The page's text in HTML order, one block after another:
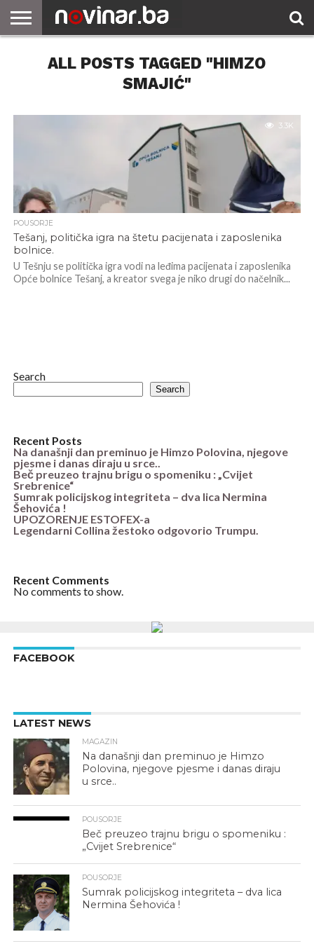
ALL POSTS TAGGED "HIMZO
SMAJIĆ"
3.3K
POUSORJE
Tešanj, politička igra na štetu pacijenata i zaposlenika
bolnice.
U Tešnju se politička igra vodi na leđima pacijenata i zaposlenika
Opće bolnice Tešanj, a kreator svega je niko drugi do načelnik...
Search
Search
Recent Posts
Na današnji dan preminuo je Himzo Polovina, njegove
pjesme i danas diraju u srce..
Beč preuzeo trajnu brigu o spomeniku : „Cvijet
Srebrenice“
Sumrak policijskog integriteta – dva lica Nermina
Šehovića !
UPOZORENJE ESTOFEX-a
Legendarni Collina žestoko odgovorio Trumpu.
Recent Comments
No comments to show.
FACEBOOK
LATEST NEWS
MAGAZIN
Na današnji dan preminuo je Himzo
Polovina, njegove pjesme i danas diraju
u srce..
POUSORJE
Beč preuzeo trajnu brigu o spomeniku :
„Cvijet Srebrenice“
POUSORJE
Sumrak policijskog integriteta – dva lica
Nermina Šehovića !